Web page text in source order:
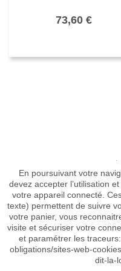
En poursuivant votre
devez accepter l’utilisation
votre appareil connecté.
texte) permettent de suivre
votre panier, vous
visite et sécuriser votre
et paramétrer les
obligations/sites-web-
dit-la-
73,60 €
VOTRE COMPTE
* Plus d'information sur le
© 2026 -